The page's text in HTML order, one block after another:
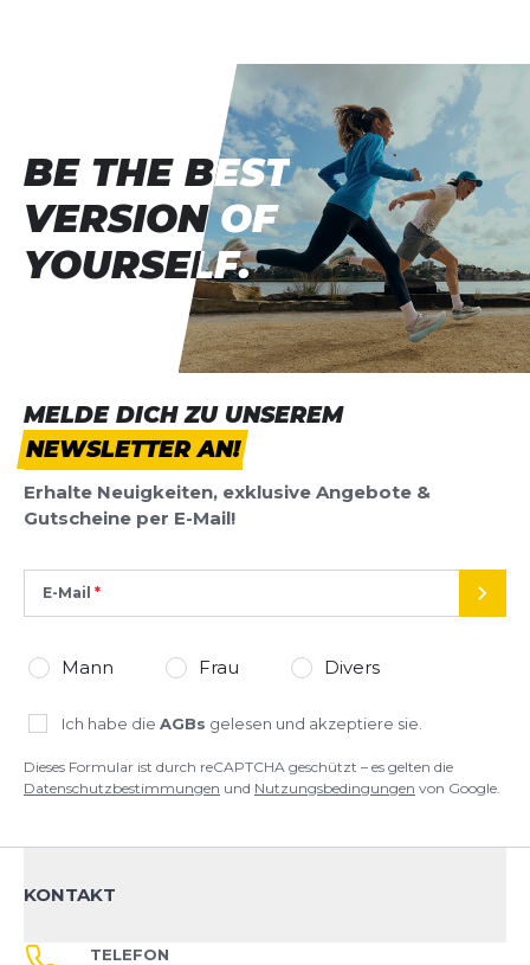
Rezension
Rezension
Dieses Formular ist durch reCAPTCHA geschützt – es gelten die
Datenschutzbestimmungenund
Google.
MELDE DICH ZU UNSEREM
NEWSLETTER AN!
Erhalte Neuigkeiten, exklusive Angebote &
Gutscheine per E-Mail!
E-Mail
Mann Frau Divers
Ich habe die AGBs gelesen und akzeptiere sie.
Dieses Formular ist durch reCAPTCHA geschützt – es gelten die
Datenschutzbestimmungen und Nutzungsbedingungen von Google.
BE THE BEST
VERSION OF
YOURSELF.
BE THE BEST
VERSION OF
YOURSELF.
KONTAKT
TELEFON